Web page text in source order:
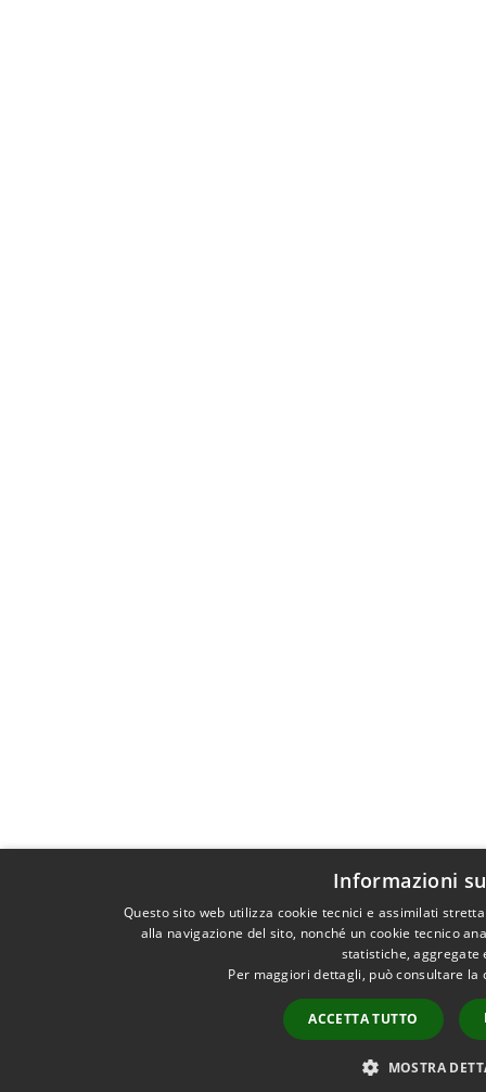
Informazioni
Questo sito web utilizza cookie tecnici e assimilati
alla navigazione del sito, nonché un cookie tecnico
statistiche, aggregate
Per maggiori dettagli, può consultare
ACCETTA TUTTO
MOSTRA